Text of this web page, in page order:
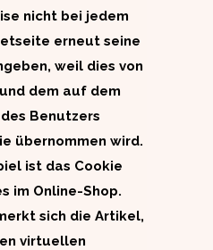
nicht bei jedem
erneut seine
weil dies von
dem auf dem
Benutzers
übernommen wird.
ist das Cookie
im Online-Shop.
sich die Artikel,
virtuellen